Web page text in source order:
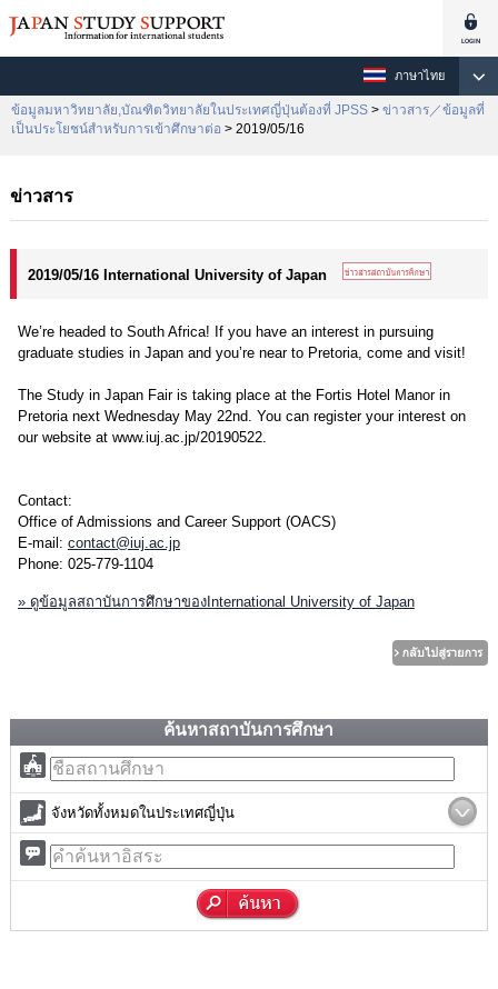
ภาษาไทย
ข้อมูลมหาวิทยาลัย,บัณฑิตวิทยาลัยในประเทศญี่ปุ่นต้องที่ JPSS > ข่าวสาร／ข้อมูลที่
เป็นประโยชน์สำหรับการเข้าศึกษาต่อ > 2019/05/16
ข่าวสาร
2019/05/16 International University of Japan
We’re headed to South Africa! If you have an interest in pursuing
graduate studies in Japan and you’re near to Pretoria, come and visit!
The Study in Japan Fair is taking place at the Fortis Hotel Manor in
Pretoria next Wednesday May 22nd. You can register your interest on
our website at www.iuj.ac.jp/20190522.
Contact:
Office of Admissions and Career Support (OACS)
E-mail: contact@iuj.ac.jp
Phone: 025-779-1104
» ดูข้อมูลสถาบันการศึกษาของInternational University of Japan
ค้นหาสถาบันการศึกษา
จังหวัดทั้งหมดในประเทศญี่ปุ่น